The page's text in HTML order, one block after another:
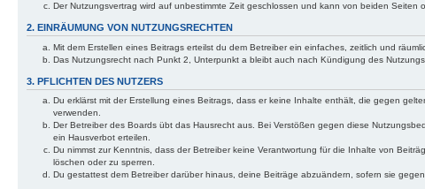
Der Nutzungsvertrag wird auf unbestimmte Zeit geschlossen und kann von beiden Seiten
2. EINRÄUMUNG VON NUTZUNGSRECHTEN
Mit dem Erstellen eines Beitrags erteilst du dem Betreiber ein einfaches, zeitlich und
Das Nutzungsrecht nach Punkt 2, Unterpunkt a bleibt auch nach Kündigung des
3. PFLICHTEN DES NUTZERS
Du erklärst mit der Erstellung eines Beitrags, dass er keine Inhalte enthält, die gegen
verwenden.
Der Betreiber des Boards übt das Hausrecht aus. Bei Verstößen gegen diese
ein Hausverbot erteilen.
Du nimmst zur Kenntnis, dass der Betreiber keine Verantwortung für die Inhalte von
löschen oder zu sperren.
Du gestattest dem Betreiber darüber hinaus, deine Beiträge abzuändern, sofern sie